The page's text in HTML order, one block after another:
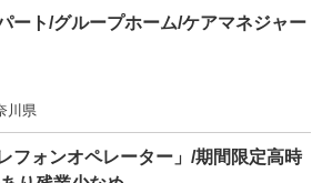
ート/グループホーム/ケアマネジャー
川県
フォンオペレーター」/期間限定高時